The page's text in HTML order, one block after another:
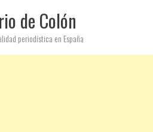
de Colón
periodística en España